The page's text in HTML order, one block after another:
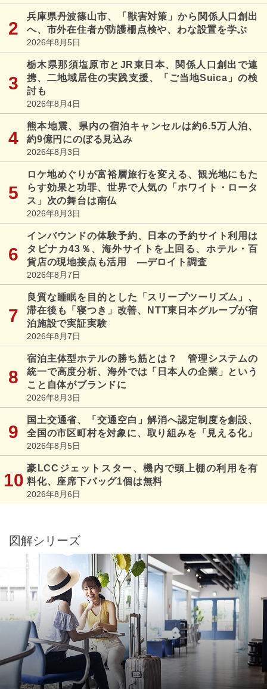
兵庫県丹波篠山市、「獣害対策」から関係人口創出
へ、市外在住者が防護柵点検や、わな設置を学ぶ
2026年8月5日
栃木県那須塩原市とJR東日本、関係人口創出で連
携、二地域居住の実践支援、「ご当地Suica」の検
討も
2026年8月4日
熊本地震、県内の宿泊キャンセルは約6.5万人泊、
約9億円にのぼる見込み
2026年8月3日
ロケ地めぐりが富裕層旅行を変える、観光地にもた
らす効果と功罪、世界で人気の「ホワイト・ロータ
ス」次の舞台は南仏
2026年8月3日
インバウンドの体験予約、日本の予約サイト利用は
タビナカ43％、海外サイトを上回る、ホテル・百
貨店の現地接点も活用 ―デロイト調査
2026年8月7日
良質な睡眠を目的とした「スリープツーリズム」、
滞在後も「寝つき」改善、NTT東日本グループが宿
泊施設で実証実験
2026年8月7日
宿泊主体型ホテルの勝ち筋とは？ 管理システムの
統一で高度分析、海外では「日本人の企業」という
こと自体がブランドに
2026年8月3日
国土交通省、「交通空白」解消へ認定制度を創設、
全国の市区町村を対象に、取り組みを「見える化」
2026年8月5日
豪LCCジェットスター、機内で頭上棚の利用を有
料化、座席下バッグ1個は無料
2026年8月6日
図解シリーズ